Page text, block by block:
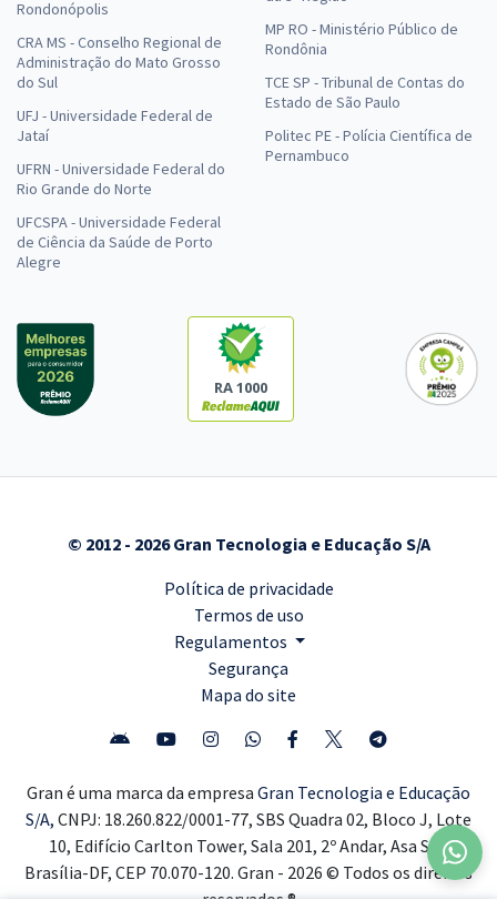
Rondonópolis
CRA MS - Conselho Regional de
Administração do Mato Grosso
do Sul
UFJ - Universidade Federal de
Jataí
UFRN - Universidade Federal do
Rio Grande do Norte
UFCSPA - Universidade Federal
de Ciência da Saúde de Porto
Alegre
MP RO - Ministério Público de
Rondônia
TCE SP - Tribunal de Contas do
Estado de São Paulo
Politec PE - Polícia Científica de
Pernambuco
RA 1000
© 2012 - 2026 Gran Tecnologia e Educação S/A
Política de privacidade
Termos de uso
Regulamentos
Segurança
Mapa do site
Gran é uma marca da empresa Gran Tecnologia e Educação
S/A, CNPJ: 18.260.822/0001-77, SBS Quadra 02, Bloco J, Lote
10, Edifício Carlton Tower, Sala 201, 2º Andar, Asa Sul,
Brasília-DF, CEP 70.070-120. Gran - 2026 © Todos os direitos
reservados ®